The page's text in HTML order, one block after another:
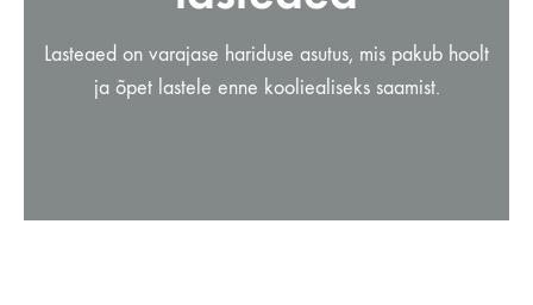
Lasteaed on varajase hariduse asutus, mis pakub hoolt
ja õpet lastele enne kooliealiseks saamist.